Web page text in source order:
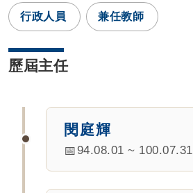
行政人員 兼任教師
歷屆主任
閔庭輝
94.08.01 ~ 100.07.31